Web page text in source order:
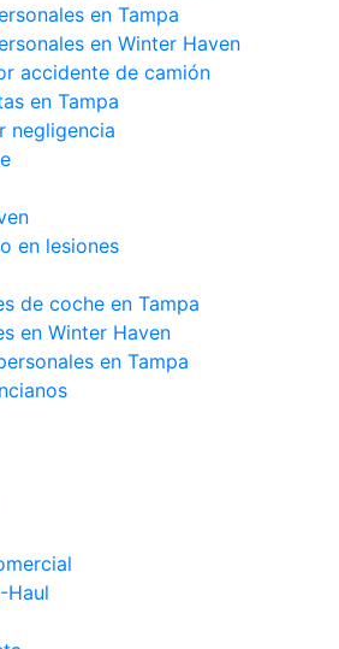
en Tampa
en Winter Haven
accidente de camión
en Tampa
negligencia
en lesiones
de coche en Tampa
en Winter Haven
en Tampa
Haul